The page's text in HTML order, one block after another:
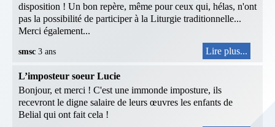
disposition ! Un bon repère, même pour ceux qui, hélas, n'ont
pas la possibilité de participer à la Liturgie traditionnelle...
Merci également...
smsc 3 ans Lire plus...
L’imposteur soeur Lucie
Bonjour, et merci ! C'est une immonde imposture, ils
recevront le digne salaire de leurs œuvres les enfants de
Belial qui ont fait cela !